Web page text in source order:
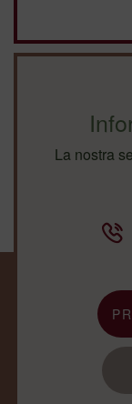
La nostra